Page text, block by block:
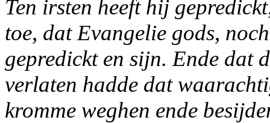
Ten irsten heeft hij
toe, dat Evangelie gods,
gepredickt en sijn. Ende dat
verlaten hadde dat
kromme weghen ende